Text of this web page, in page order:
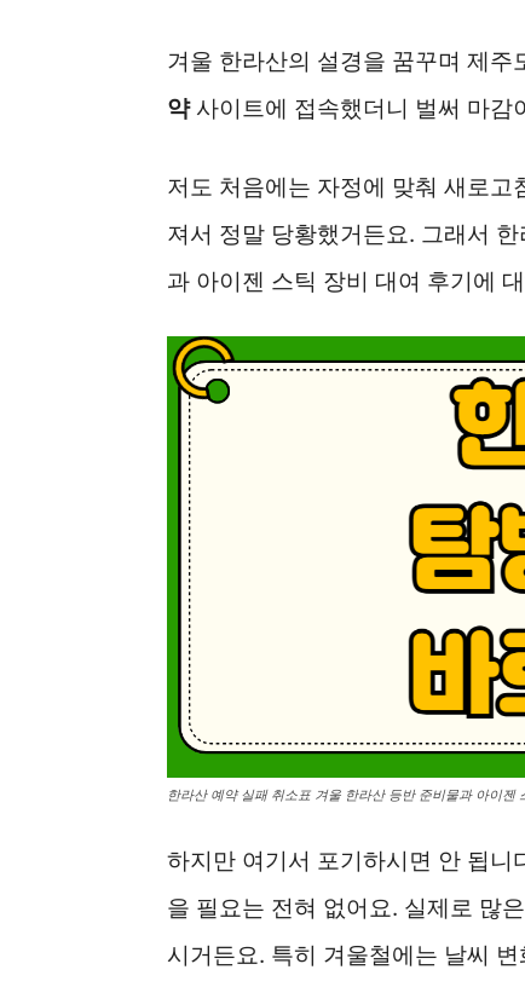
겨울 한라산의 설경을 꿈꾸며 제주
약사이트에 접속했더니 벌써 마감
저도 처음에는 자정에 맞춰 새로
져서 정말 당황했거든요. 그래서
과 아이젠 스틱 장비 대여 후기에
한라산 예약 실패 취소표 겨울 한라산 등반 준비물과 아이젠
하지만 여기서 포기하시면 안 됩니
을 필요는 전혀 없어요. 실제로 많
시거든요. 특히 겨울철에는 날씨